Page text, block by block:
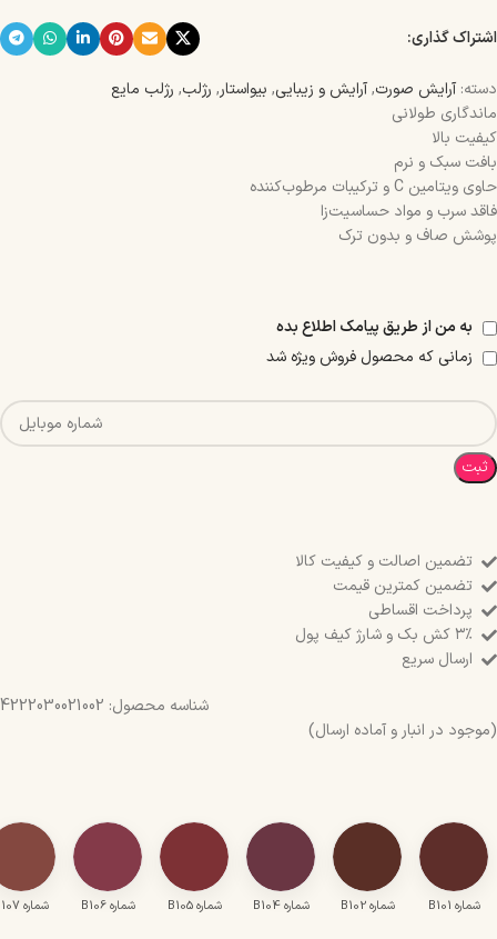
اشتراک گذاری:
دسته: آرایش صورت,آرایش و زیبایی, بیواستار, رژلب, رژلب مایع
ماندگاری طولانی
کیفیت بالا
بافت سبک و نرم
حاوی ویتامین C و ترکیبات مرطوب‌کننده
فاقد سرب و مواد حساسیت‌زا
پوشش صاف و بدون ترک
به من از طریق پیامک اطلاع بده
زمانی که محصول فروش ویژه شد
ثبت
تضمین اصالت و کیفیت کالا
تضمین کمترین قیمت
پرداخت اقساطی
۳٪ کش بک و شارژ کیف پول
ارسال سریع
شناسه محصول: 4222030021002
(موجود در انبار و آماده ارسال)
شماره B101 شماره B102 شماره B104 شماره B105 شماره B106 شماره B107